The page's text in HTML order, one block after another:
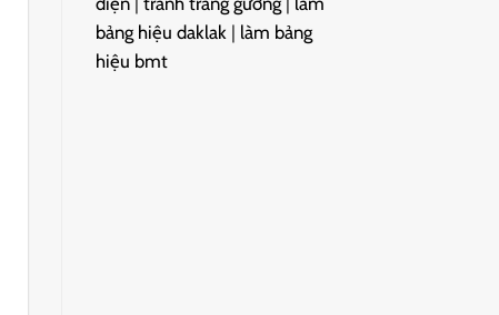
bảng hiệu daklak| làm bảng
hiệu bmt